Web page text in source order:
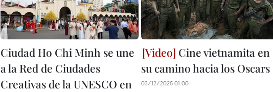
Ciudad Ho Chi Minh se une
a la Red de Ciudades
Creativas de la UNESCO en
Cine vietnamita en
su camino hacia los Oscars
03/12/2025 01:00